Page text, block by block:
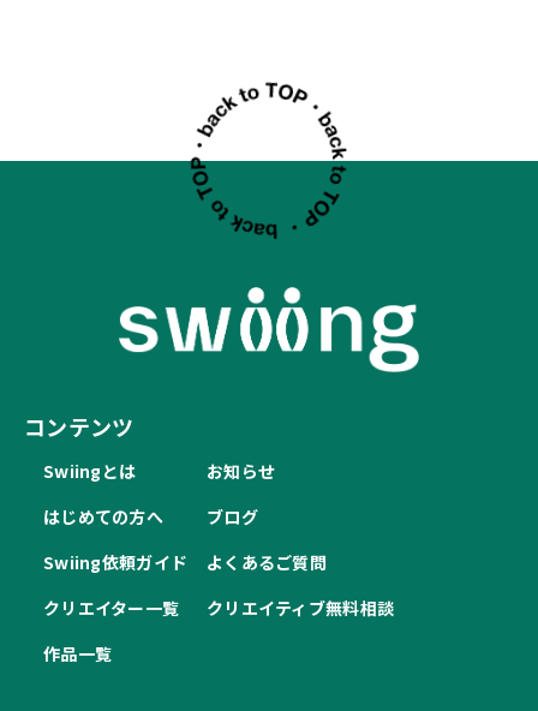
コンテンツ
Swiingとは
はじめての方へ
Swiing依頼ガイド
クリエイター一覧
作品一覧
お知らせ
ブログ
よくあるご質問
クリエイティブ無料相談